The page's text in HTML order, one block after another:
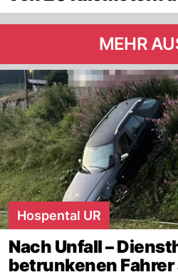
MEHR
Hospental UR
Nach Unfall –
betrunkenen Fahrer